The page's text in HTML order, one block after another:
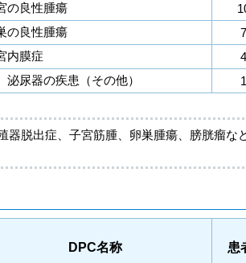
の良性腫瘍
の良性腫瘍
内膜症
泌尿器の疾患（その他）
器脱出症、子宮筋腫、卵巣腫瘍、膀胱瘤
DPC名称 患